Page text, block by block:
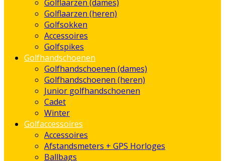
Golflaarzen (dames)
Golflaarzen (heren)
Golfsokken
Accessoires
Golfspikes
Golfhandschoenen
Golfhandschoenen (dames)
Golfhandschoenen (heren)
Junior golfhandschoenen
Cadet
Winter
Golfaccessoires
Accessoires
Afstandsmeters + GPS Horloges
Ballbags